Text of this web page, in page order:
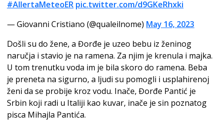
#AllertaMeteoER pic.twitter.com/d9GKeRhxki
— Giovanni Cristiano (@qualeilnome) May 16, 2023
Došli su do žene, a Đorđe je uzeo bebu iz ženinog
naručja i stavio je na ramena. Za njim je krenula i majka.
U tom trenutku voda im je bila skoro do ramena. Beba
je preneta na sigurno, a ljudi su pomogli i usplahirenoj
ženi da se probije kroz vodu. Inače, Đorđe Pantić je
Srbin koji radi u Italiji kao kuvar, inače je sin poznatog
pisca Mihajla Pantića.